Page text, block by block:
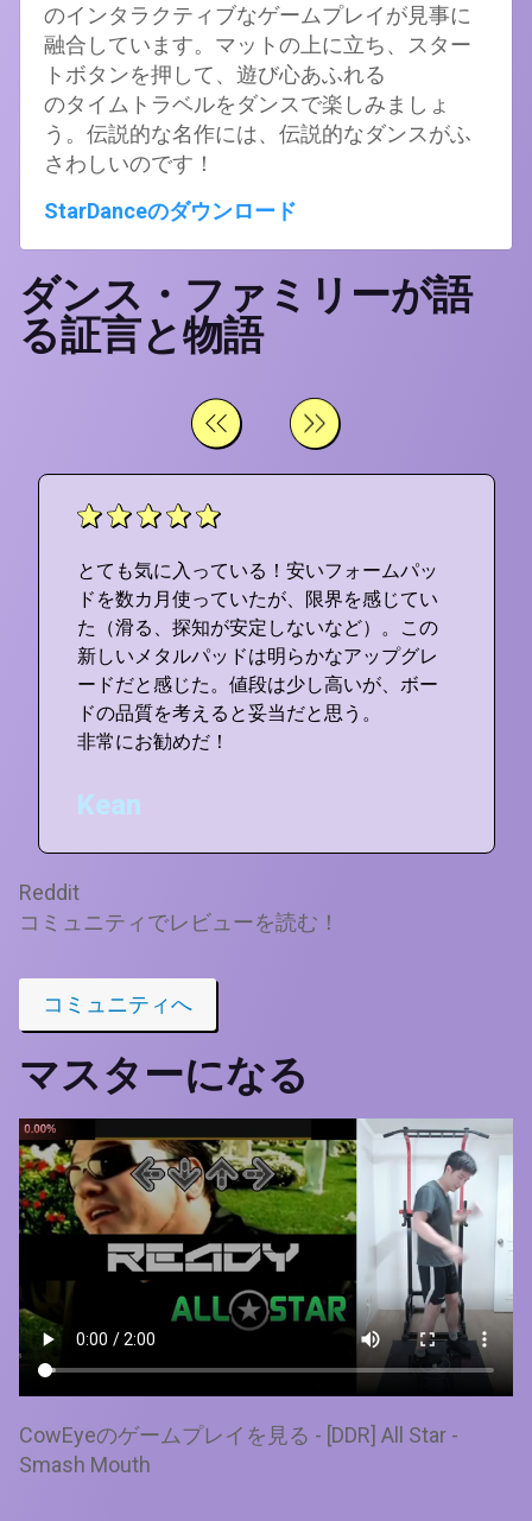
のインタラクティブなゲームプレイが見事に
融合しています。マットの上に立ち、スター
トボタンを押して、遊び心あふれる
のタイムトラベルをダンスで楽しみましょ
う。伝説的な名作には、伝説的なダンスがふ
さわしいのです！
StarDanceのダウンロード
ダンス・ファミリーが語
る証言と物語
とても気に入っている！安いフォームパッ
ドを数カ月使っていたが、限界を感じてい
た（滑る、探知が安定しないなど）。この
新しいメタルパッドは明らかなアップグレ
ードだと感じた。値段は少し高いが、ボー
ドの品質を考えると妥当だと思う。
非常にお勧めだ！
Kean
Reddit
コミュニティでレビューを読む！
コミュニティへ
マスターになる
CowEyeのゲームプレイを見る - [DDR] All Star -
Smash Mouth